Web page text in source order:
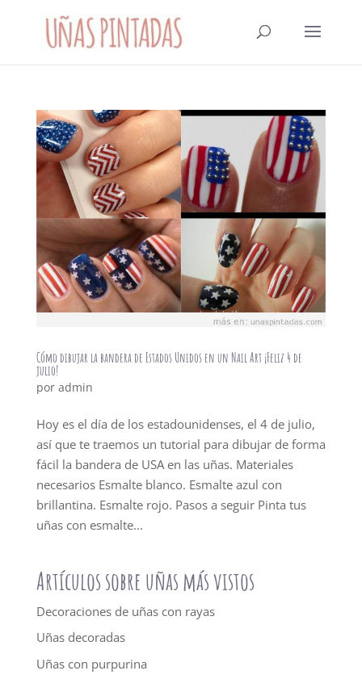
Cómo dibujar la bandera de Estados Unidos en un Nail Art ¡Feliz 4 de
julio!
por admin
Hoy es el día de los estadounidenses, el 4 de julio,
así que te traemos un tutorial para dibujar de forma
fácil la bandera de USA en las uñas. Materiales
necesarios Esmalte blanco. Esmalte azul con
brillantina. Esmalte rojo. Pasos a seguir Pinta tus
uñas con esmalte...
Artículos sobre uñas más vistos
Decoraciones de uñas con rayas
Uñas decoradas
Uñas con purpurina